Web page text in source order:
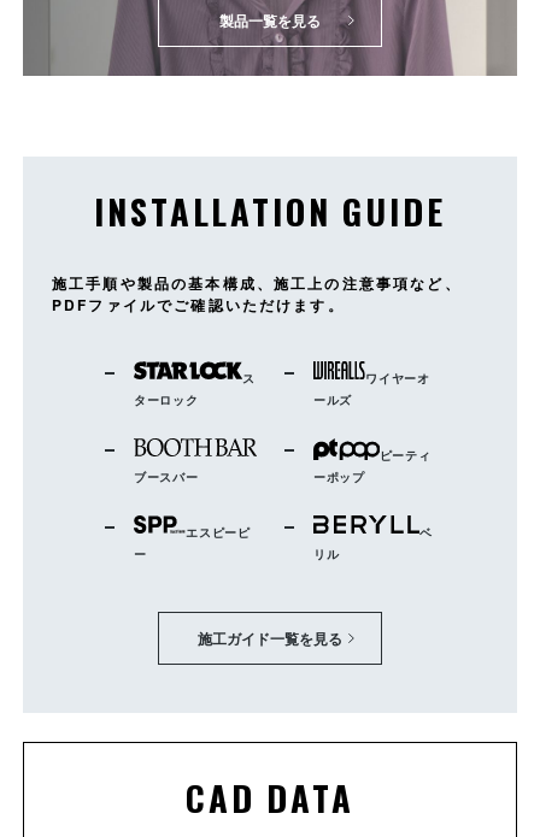
製品一覧を見る
INSTALLATION GUIDE
施工手順や製品の基本構成、施工上の注意事項など、
PDFファイルでご確認いただけます。
ス
ターロック
ブースバー
エスピーピ
ー
ワイヤーオ
ールズ
ピーティ
ーポップ
ベ
リル
施工ガイド一覧を見る
CAD DATA